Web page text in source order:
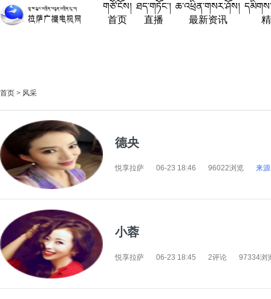
གཙོ་ངོས།
首页
ཐད་གཏོང་།
直播
ཆ་འཕྲིན་གསར་ཤོས།
最新资讯
首页 > 风采
德央
悦享拉萨 06-23 18:46 96022浏览 来
小蓉
悦享拉萨 06-23 18:45 2评论 97334浏